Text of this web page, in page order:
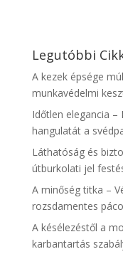
Legutóbbi
A kezek épsége
munkavédelmi
Időtlen elegancia
hangulatát a
Láthatóság és
útburkolati jel
A minőség titka –
rozsdamentes
A késélezéstől a
karbantartás